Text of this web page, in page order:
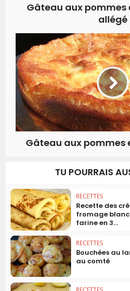
Gâteau aux pommes
allégé
Gâteau aux
TU POURRAIS
RECETTES
Recette des
fromage
farine en 3...
RECETTES
Bouchées au
au comté